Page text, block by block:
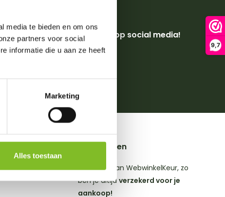
media te bieden en om ons
partners voor social
informatie die u aan ze heeft
Marketing
Alles toestaan
9,7
4,8op
Volg ons op social media!
Keurmerken
Wij zijn lid van WebwinkelKeur, zo
ben je altijd verzekerd voor je
aankoop!